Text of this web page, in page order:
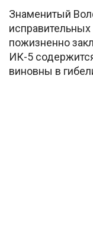
Знаменитый
пожизненно
ИК-5
виновны в